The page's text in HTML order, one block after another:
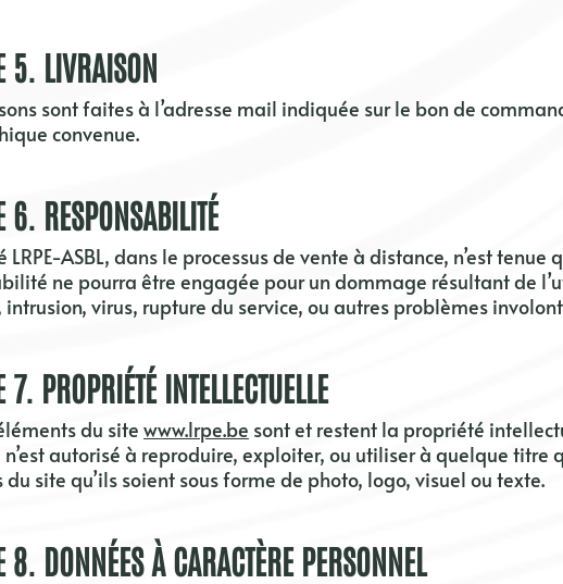
5. LIVRAISON
sont faites à l’adresse mail indiquée sur le bon de
convenue.
6. RESPONSABILITÉ
LRPE-ASBL, dans le processus de vente à distance, n’est
ne pourra être engagée pour un dommage résultant de
intrusion, virus, rupture du service, ou autres problèmes
7. PROPRIÉTÉ INTELLECTUELLE
du site www.lrpe.be sont et restent la propriété
n’est autorisé à reproduire, exploiter, ou utiliser à quelque
site qu’ils soient sous forme de photo, logo, visuel ou texte.
8. DONNÉES À CARACTÈRE PERSONNEL